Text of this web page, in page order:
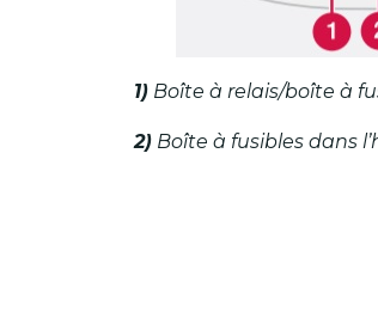
1) Boîte à relais/boîte à
2) Boîte à fusibles dans